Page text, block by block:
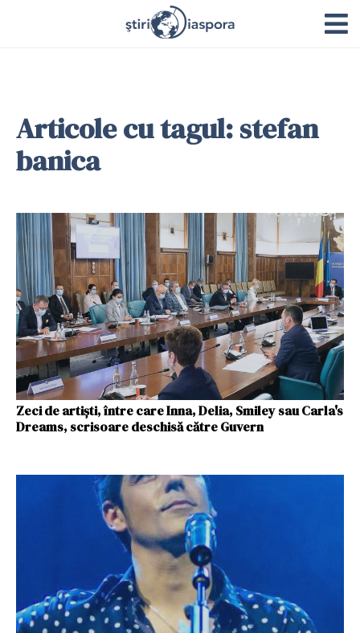
Articole cu tagul: stefan
banica
Zeci de artiști, între care Inna, Delia, Smiley sau Carla's
Dreams, scrisoare deschisă către Guvern